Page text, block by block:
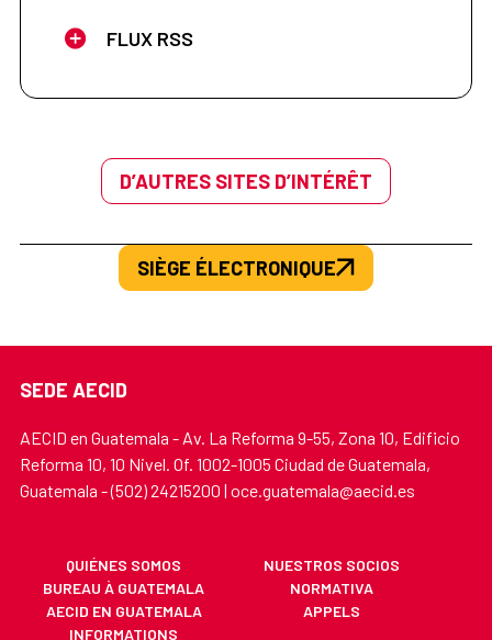
FLUX RSS
D’AUTRES SITES D’INTÉRÊT
SIÈGE ÉLECTRONIQUE
SEDE AECID
AECID en Guatemala - Av. La Reforma 9-55, Zona 10, Edificio
Reforma 10, 10 Nivel. Of. 1002-1005 Ciudad de Guatemala,
Guatemala - (502) 24215200 | oce.guatemala@aecid.es
QUIÉNES SOMOS
NUESTROS SOCIOS
BUREAU À GUATEMALA
NORMATIVA
AECID EN GUATEMALA
APPELS
INFORMATIONS